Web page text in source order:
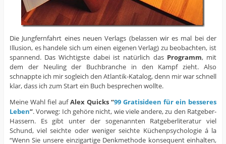
Die Jungfernfahrt eines neuen Verlags (belassen wir es mal bei der
Illusion, es handele sich um einen eigenen Verlag) zu beobachten, ist
spannend. Das Wichtigste dabei ist natürlich das Programm, mit
dem der Neuling der Buchbranche in den Kampf zieht. Also
schnappte ich mir sogleich den Atlantik-Katalog, denn mir war schnell
klar, dass ich zum Start ein Buch besprechen wollte.
Meine Wahl fiel aufAlex Quicks “99 Gratisideen für ein besseres
Leben”. Vorweg: Ich gehöre nicht, wie viele andere, zu den Ratgeber-
Hassern. Es gibt unter der sogenannten Ratgeberliteratur viel
Schund, viel seichte oder weniger seichte Küchenpsychologie á la
“Wenn Sie unsere einzigartige Denkmethode konsequent einhalten,